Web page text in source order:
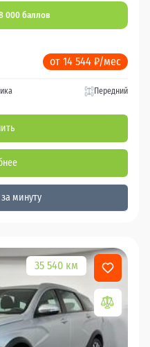
000 баллов
от 14 544 ₽/мес
Передний
минуту
35 540 км